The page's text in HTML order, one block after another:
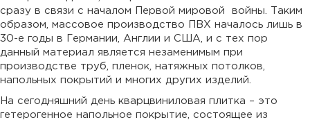
сразу в связи с началом Первой мировой войны. Таким
образом, массовое производство ПВХ началось лишь в
30-е годы в Германии, Англии и США, и с тех пор
данный материал является незаменимым при
производстве труб, пленок, натяжных потолков,
напольных покрытий и многих других изделий.
На сегодняшний день кварцвиниловая плитка – это
гетерогенное напольное покрытие, состоящее из